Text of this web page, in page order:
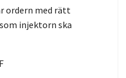
ordern med rätt
injektorn ska